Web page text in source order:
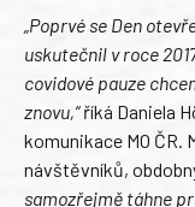
„Poprvé se Den
uskutečnil v roce
covidové pauze
znovu,“říká Daniela
komunikace MO ČR.
návštěvníků,
samozřejmě táhne